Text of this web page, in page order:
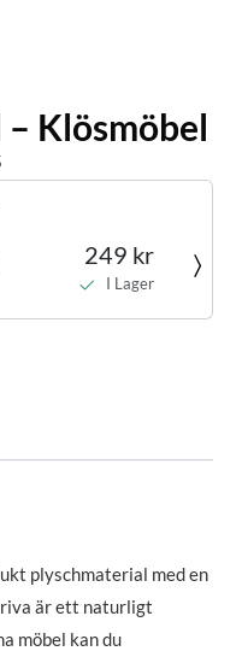
Klösmöbel
249 kr
I Lager
plyschmaterial med en
är ett naturligt
möbel kan du